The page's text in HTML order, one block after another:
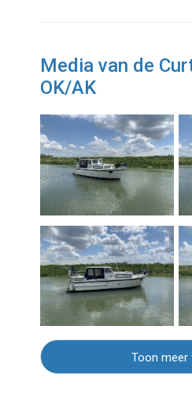
Media van de
OK/AK
Toon meer